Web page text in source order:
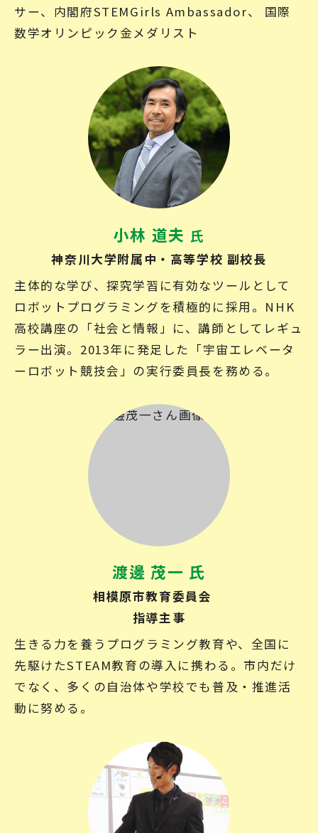
サー、内閣府STEMGirls Ambassador、 国際
数学オリンピック金メダリスト
小林 道夫 氏
神奈川大学附属中・高等学校 副校長
主体的な学び、探究学習に有効なツールとして
ロボットプログラミングを積極的に採用。NHK
高校講座の「社会と情報」に、講師としてレギュ
ラー出演。2013年に発足した「宇宙エレベータ
ーロボット競技会」の実行委員長を務める。
渡邊 茂一 氏
相模原市教育委員会
指導主事
生きる力を養うプログラミング教育や、全国に
先駆けたSTEAM教育の導入に携わる。市内だけ
でなく、多くの自治体や学校でも普及・推進活
動に努める。